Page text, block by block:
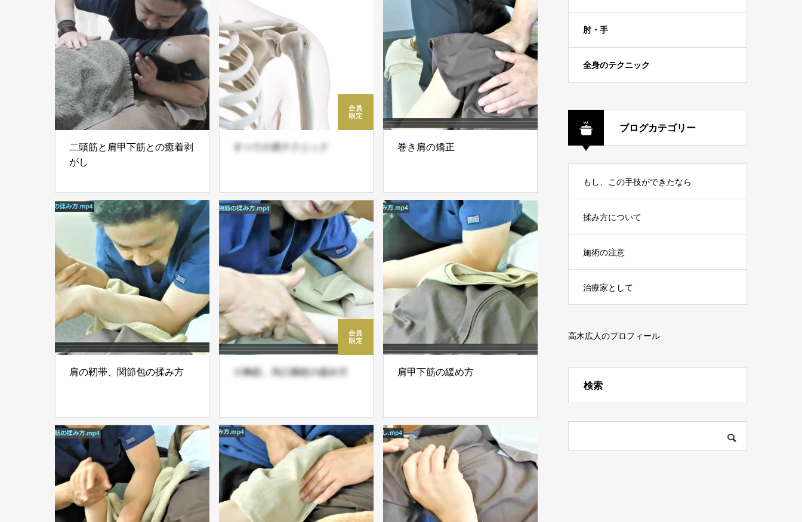
二頭筋と肩甲下筋との癒着剥
がし
すべての肩テクニック 巻き肩の矯正
肩の靭帯、関節包の揉み方 小胸筋、烏口腕筋の緩め方 肩甲下筋の緩め方
肘・手
全身のテクニック
ブログカテゴリー
もし、この手技ができたなら
揉み方について
施術の注意
治療家として
高木広人のプロフィール
検索